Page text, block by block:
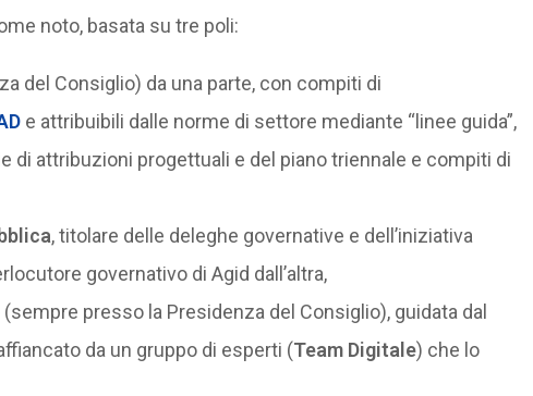
noto, basata su tre poli:
del Consiglio) da una parte, con compiti di
e attribuibili dalle norme di settore mediante “linee guida”,
di attribuzioni progettuali e del piano triennale e compiti di
, titolare delle deleghe governative e dell’iniziativa
governativo di Agid dall’altra,
(sempre presso la Presidenza del Consiglio), guidata dal
da un gruppo di esperti (Team Digitale) che lo